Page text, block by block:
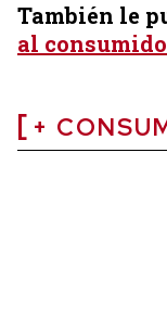
También le
al
+